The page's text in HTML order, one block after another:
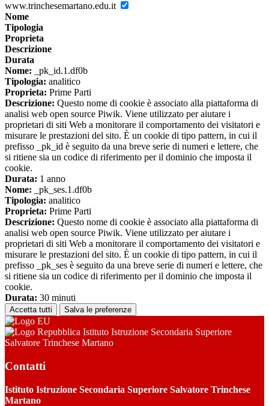
www.trinchesemartano.edu.it
Nome
Tipologia
Proprieta
Descrizione
Durata
Nome: _pk_id.1.df0b
Tipologia: analitico
Proprieta: Prime Parti
Descrizione: Questo nome di cookie è associato alla piattaforma di
analisi web open source Piwik. Viene utilizzato per aiutare i
proprietari di siti Web a monitorare il comportamento dei visitatori e
misurare le prestazioni del sito. È un cookie di tipo pattern, in cui il
prefisso _pk_id è seguito da una breve serie di numeri e lettere, che
si ritiene sia un codice di riferimento per il dominio che imposta il
cookie.
Durata: 1 anno
Nome: _pk_ses.1.df0b
Tipologia: analitico
Proprieta: Prime Parti
Descrizione: Questo nome di cookie è associato alla piattaforma di
analisi web open source Piwik. Viene utilizzato per aiutare i
proprietari di siti Web a monitorare il comportamento dei visitatori e
misurare le prestazioni del sito. È un cookie di tipo pattern, in cui il
prefisso _pk_ses è seguito da una breve serie di numeri e lettere, che
si ritiene sia un codice di riferimento per il dominio che imposta il
cookie.
Durata: 30 minuti
Accetta tutti Salva le preferenze
Istituto Istruzione Secondaria Superiore
Salvatore Trinchese Martano
Contatti
Istituto Istruzione Secondaria Superiore Salvatore Trinchese
Martano